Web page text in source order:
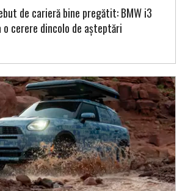
de carieră bine pregătit: BMW i3
cerere dincolo de așteptări